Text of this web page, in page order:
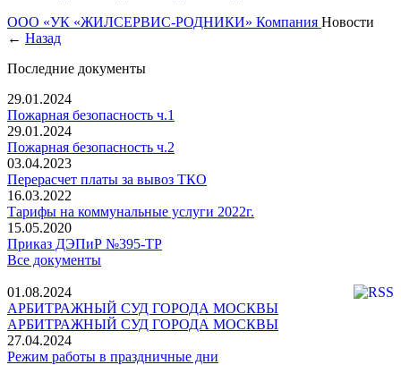
ООО «УК «ЖИЛСЕРВИС-РОДНИКИ» Компания Новости
← Назад
Последние документы
29.01.2024
Пожарная безопасность ч.1
29.01.2024
Пожарная безопасность ч.2
03.04.2023
Перерасчет платы за вывоз ТКО
16.03.2022
Тарифы на коммунальные услуги 2022г.
15.05.2020
Приказ ДЭПиР №395-ТР
Все документы
01.08.2024
АРБИТРАЖНЫЙ СУД ГОРОДА МОСКВЫ
АРБИТРАЖНЫЙ СУД ГОРОДА МОСКВЫ
27.04.2024
Режим работы в праздничные дни